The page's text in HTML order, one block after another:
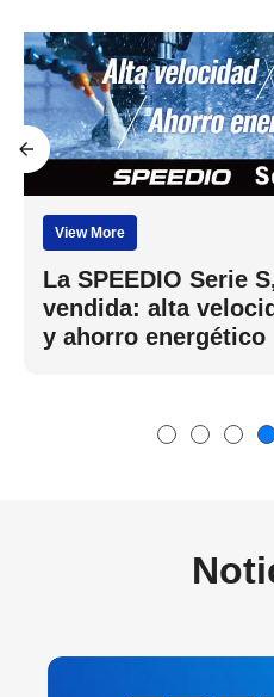
View More
La SPEEDIO Serie
vendida: alta
y ahorro energético